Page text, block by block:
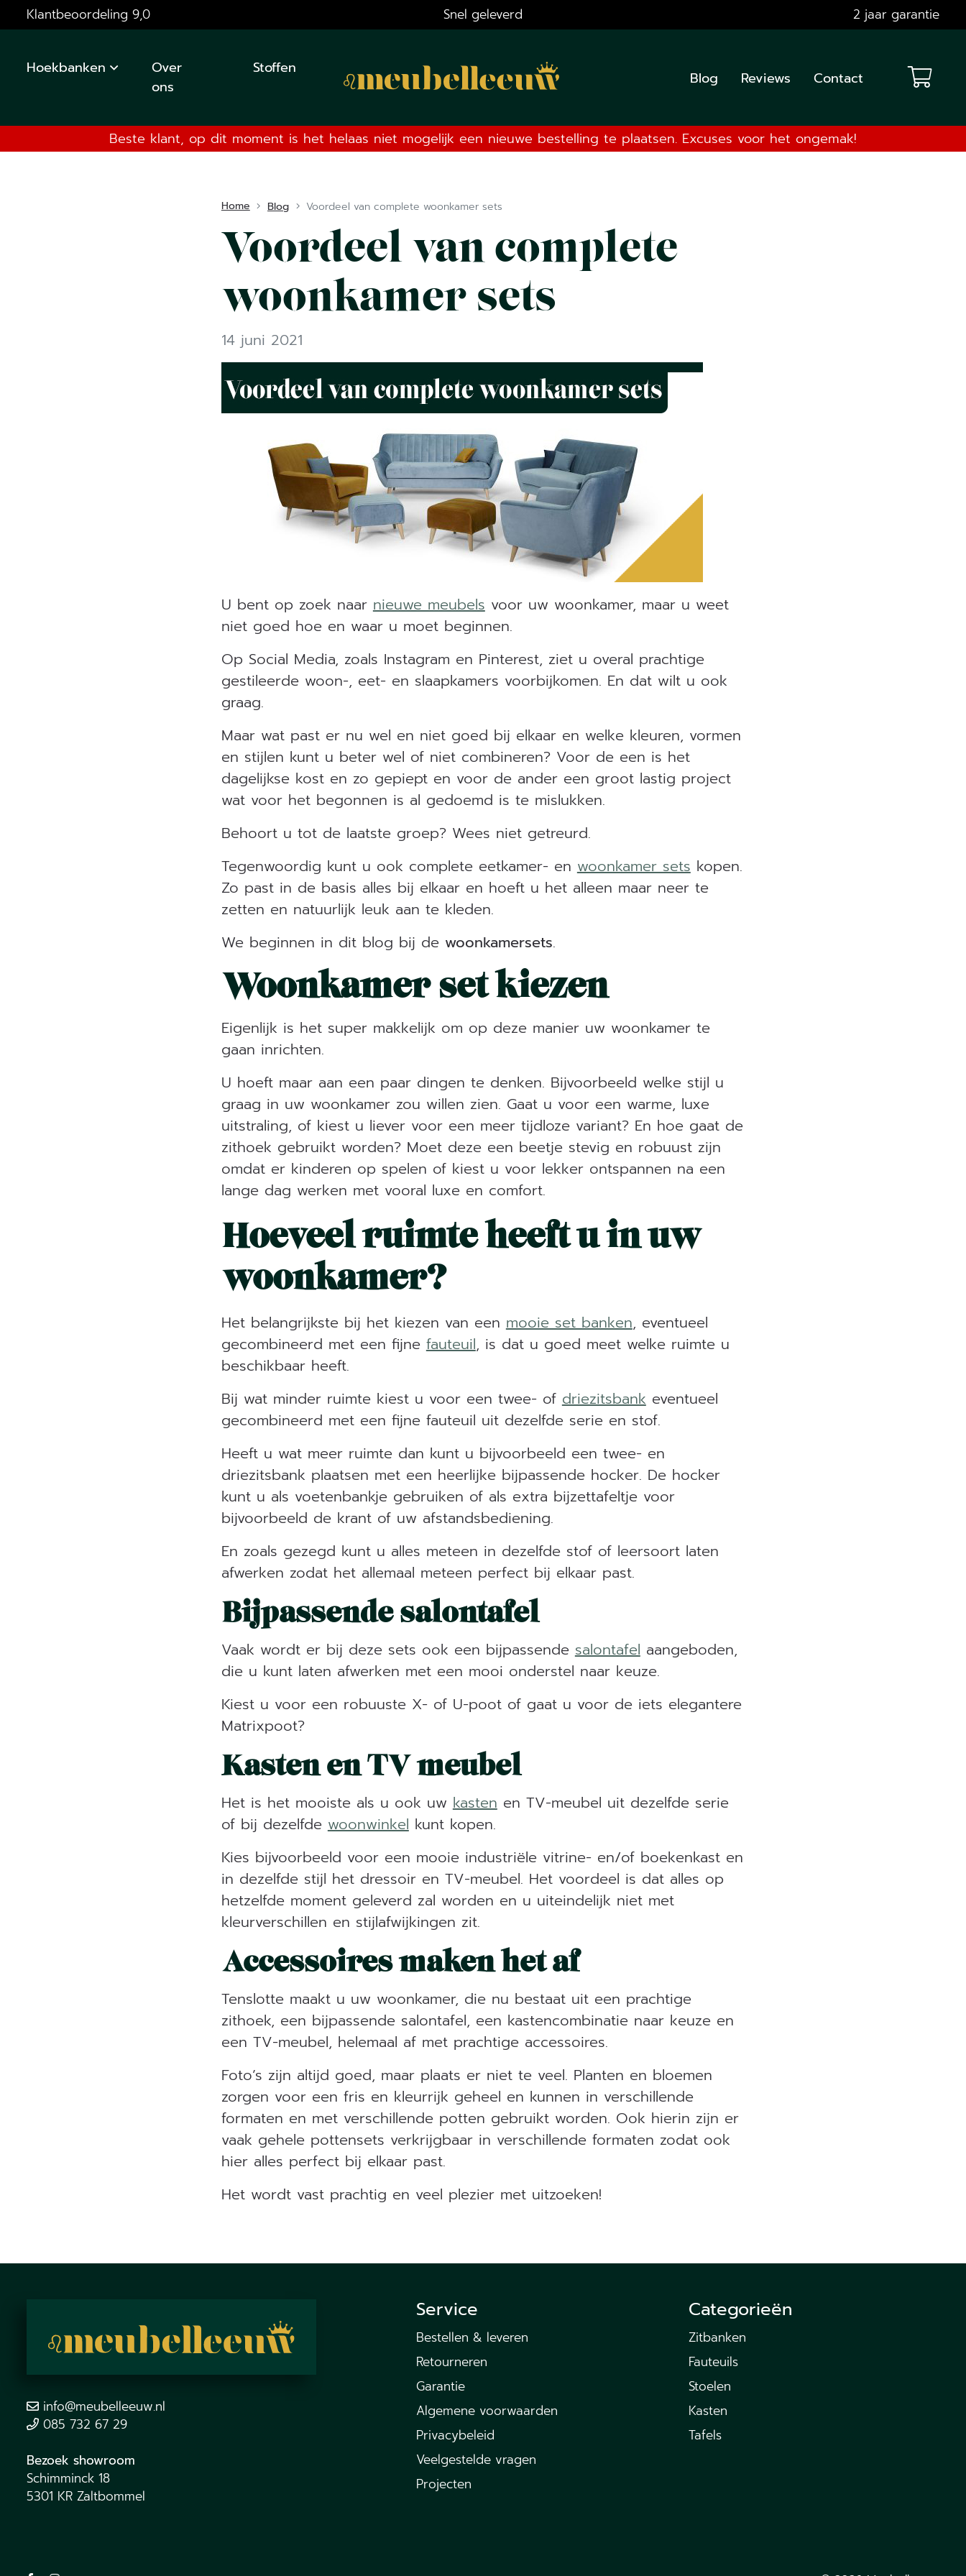
Klantbeoordeling 9,0 Snel geleverd 2 jaar garantie
Hoekbanken
Over
ons
Stoffen
Contact
Reviews
Blog
Beste klant, op dit moment is het helaas niet mogelijk een nieuwe bestelling te plaatsen. Excuses voor het ongemak!
Home Blog Voordeel van complete woonkamer sets
Voordeel van complete
woonkamer sets
14 juni 2021
U bent op zoek naarnieuwe meubelsvoor uw woonkamer, maar u weet
niet goed hoe en waar u moet beginnen.
Op Social Media, zoals Instagram en Pinterest, ziet u overal prachtige
gestileerde woon-, eet- en slaapkamers voorbijkomen. En dat wilt u ook
graag.
Maar wat past er nu wel en niet goed bij elkaar en welke kleuren, vormen
en stijlen kunt u beter wel of niet combineren? Voor de een is het
dagelijkse kost en zo gepiept en voor de ander een groot lastig project
wat voor het begonnen is al gedoemd is te mislukken.
Behoort u tot de laatste groep? Wees niet getreurd.
Tegenwoordig kunt u ook complete eetkamer- enwoonkamer setskopen.
Zo past in de basis alles bij elkaar en hoeft u het alleen maar neer te
zetten en natuurlijk leuk aan te kleden.
We beginnen in dit blog bij de woonkamersets.
Woonkamer set kiezen
Eigenlijk is het super makkelijk om op deze manier uw woonkamer te
gaan inrichten.
U hoeft maar aan een paar dingen te denken. Bijvoorbeeld welke stijl u
graag in uw woonkamer zou willen zien. Gaat u voor een warme, luxe
uitstraling, of kiest u liever voor een meer tijdloze variant? En hoe gaat de
zithoek gebruikt worden? Moet deze een beetje stevig en robuust zijn
omdat er kinderen op spelen of kiest u voor lekker ontspannen na een
lange dag werken met vooral luxe en comfort.
Hoeveel ruimte heeft u in uw
woonkamer?
Het belangrijkste bij het kiezen van eenmooie set banken, eventueel
gecombineerd met een fijnefauteuil, is dat u goed meet welke ruimte u
beschikbaar heeft.
Bij wat minder ruimte kiest u voor een twee- ofdriezitsbankeventueel
gecombineerd met een fijne fauteuil uit dezelfde serie en stof.
Heeft u wat meer ruimte dan kunt u bijvoorbeeld een twee- en
driezitsbank plaatsen met een heerlijke bijpassende hocker. De hocker
kunt u als voetenbankje gebruiken of als extra bijzettafeltje voor
bijvoorbeeld de krant of uw afstandsbediening.
En zoals gezegd kunt u alles meteen in dezelfde stof of leersoort laten
afwerken zodat het allemaal meteen perfect bij elkaar past.
Bijpassende salontafel
Vaak wordt er bij deze sets ook een bijpassendesalontafelaangeboden,
die u kunt laten afwerken met een mooi onderstel naar keuze.
Kiest u voor een robuuste X- of U-poot of gaat u voor de iets elegantere
Matrixpoot?
Kasten en TV-meubel
Het is het mooiste als u ook uwkastenen TV-meubel uit dezelfde serie
of bij dezelfdewoonwinkelkunt kopen.
Kies bijvoorbeeld voor een mooie industriële vitrine- en/of boekenkast en
in dezelfde stijl het dressoir en TV-meubel. Het voordeel is dat alles op
hetzelfde moment geleverd zal worden en u uiteindelijk niet met
kleurverschillen en stijlafwijkingen zit.
Accessoires maken het af
Tenslotte maakt u uw woonkamer, die nu bestaat uit een prachtige
zithoek, een bijpassende salontafel, een kastencombinatie naar keuze en
een TV-meubel, helemaal af met prachtige accessoires.
Foto’s zijn altijd goed, maar plaats er niet te veel. Planten en bloemen
zorgen voor een fris en kleurrijk geheel en kunnen in verschillende
formaten en met verschillende potten gebruikt worden. Ook hierin zijn er
vaak gehele pottensets verkrijgbaar in verschillende formaten zodat ook
hier alles perfect bij elkaar past.
Het wordt vast prachtig en veel plezier met uitzoeken!
info@meubelleeuw.nl
085 732 67 29
Bezoek showroom
Schimminck 18
5301 KR Zaltbommel
Service
Bestellen & leveren
Retourneren
Garantie
Algemene voorwaarden
Privacybeleid
Veelgestelde vragen
Projecten
Categorieën
Zitbanken
Fauteuils
Stoelen
Kasten
Tafels